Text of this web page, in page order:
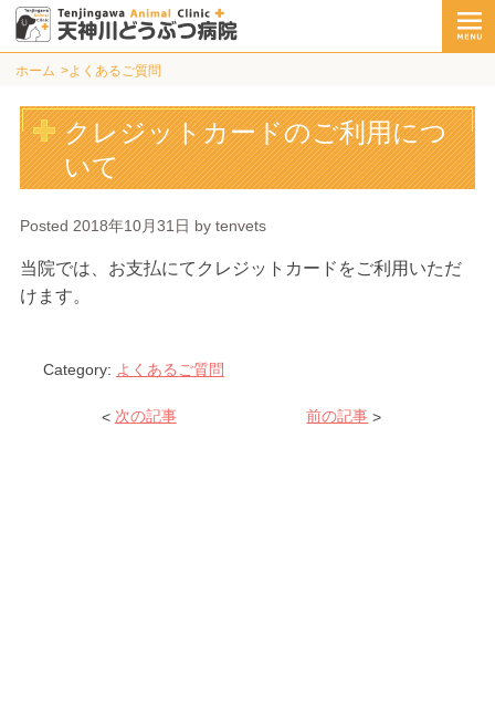
ホーム よくあるご質問
クレジットカードのご利用につ
いて
Posted 2018年10月31日 by tenvets
当院では、お支払にてクレジットカードをご利用いただ
けます。
Category: よくあるご質問
< 次の記事 前の記事 >